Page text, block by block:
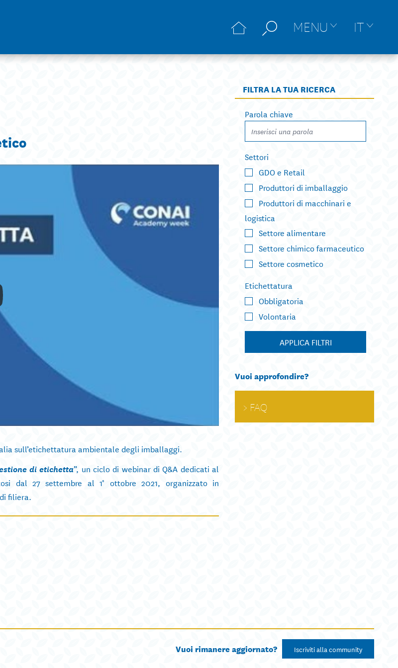
MENU IT
sull’etichettatura ambientale degli imballaggi.
di etichetta”, un ciclo di webinar di Q&A dedicati al
dal 27 settembre al 1° ottobre 2021, organizzato in
filiera.
FILTRA LA TUA RICERCA
Parola chiave
Settori
GDO e Retail
Produttori di imballaggio
Produttori di macchinari e
logistica
Settore alimentare
Settore chimico farmaceutico
Settore cosmetico
Etichettatura
Obbligatoria
Volontaria
APPLICA FILTRI
Vuoi approfondire?
FAQ
Vuoi rimanere aggiornato? Iscriviti alla community